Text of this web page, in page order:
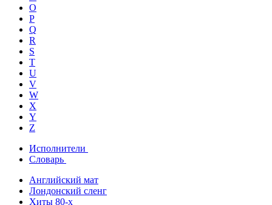
O
P
Q
R
S
T
U
V
W
X
Y
Z
Исполнители
Словарь
Английский мат
Лондонский сленг
Хиты 80-х